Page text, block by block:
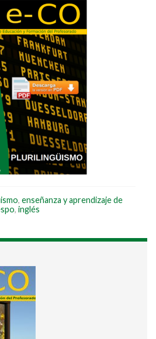
, enseñanza y aprendizaje de
, inglés